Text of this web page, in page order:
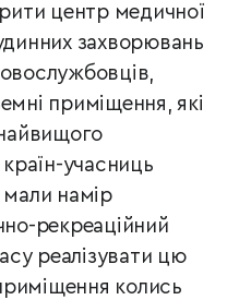
центр медичної
захворювань
приміщення, які
учасниць
намір
рекреаційний
реалізувати цю
колись